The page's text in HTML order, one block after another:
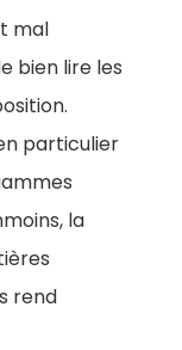
mal
bien lire les
particulier
la
rend